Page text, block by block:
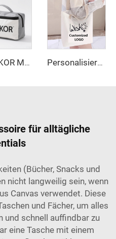
BELLEKOR Multifunktionale Familienaufbewahrungstasche Personalisiertes Logo-Bild, druckfähiges Eco-friendly ReisseidenCanvas-Strandtäschchen aus reinem Baumwollgarn, perfektes Geschenk für Frauen
für alltägliche
(Bücher, Snacks und
nicht langweilig sein, wenn
Canvas verwendet. Diese
und Fächer, um alles
und schnell auffindbar zu
eine Tasche mit einem